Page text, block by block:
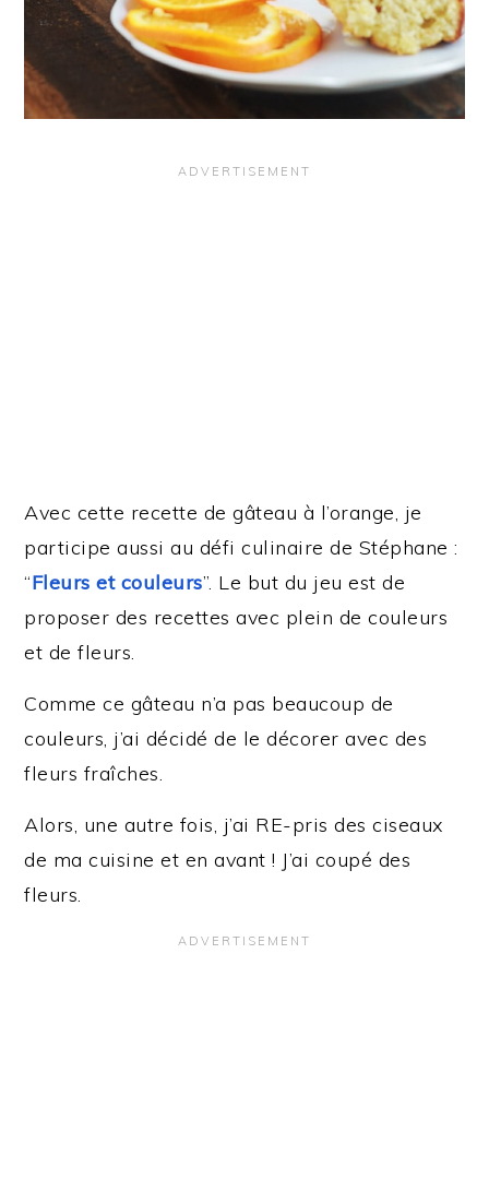
Avec cette recette de gâteau à l’orange, je
participe aussi au défi culinaire de Stéphane :
“Fleurs et couleurs”. Le but du jeu est de
proposer des recettes avec plein de couleurs
et de fleurs.
Comme ce gâteau n’a pas beaucoup de
couleurs, j’ai décidé de le décorer avec des
fleurs fraîches.
Alors, une autre fois, j’ai RE-pris des ciseaux
de ma cuisine et en avant ! J’ai coupé des
fleurs.